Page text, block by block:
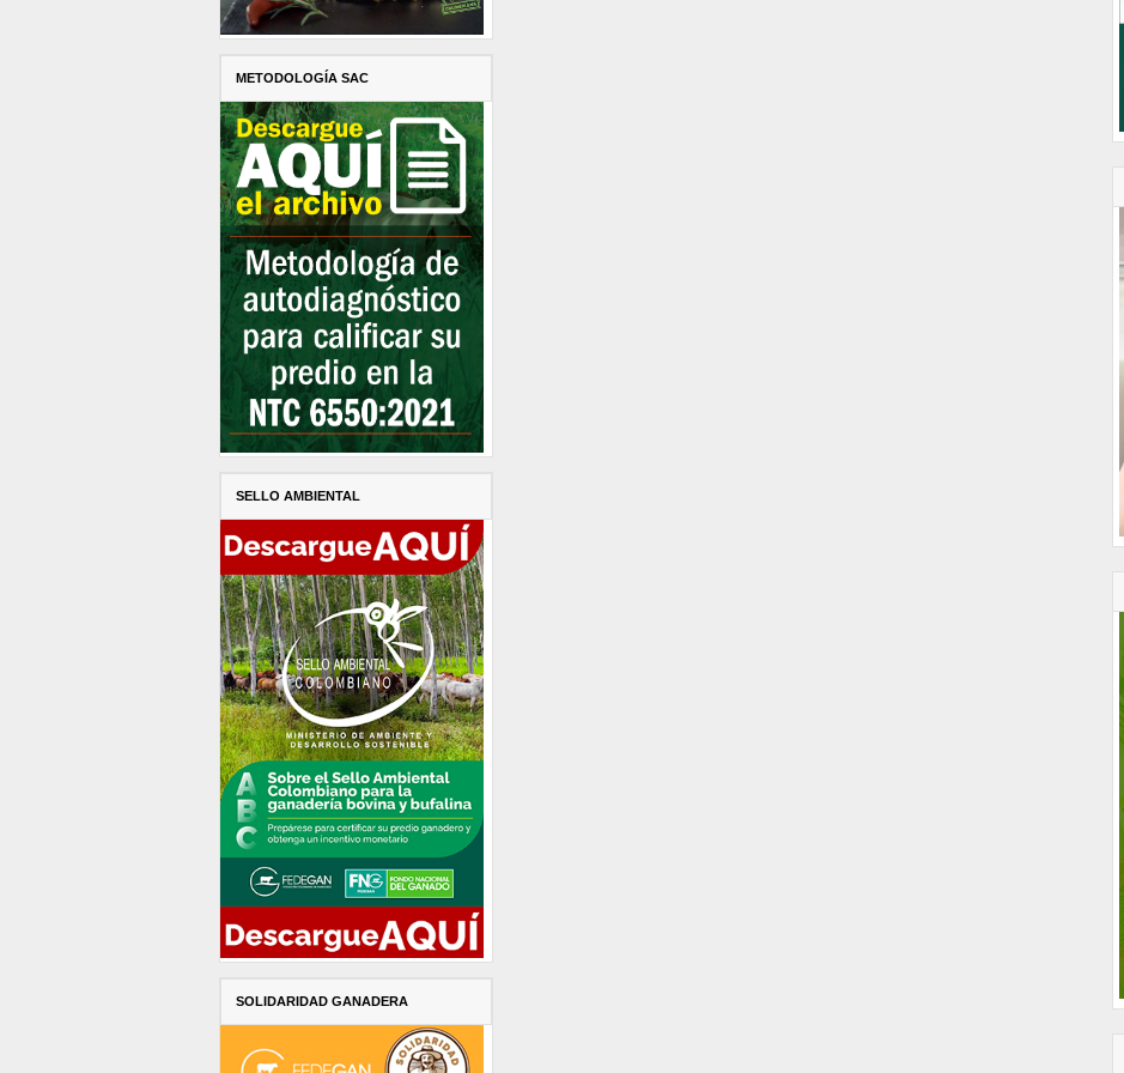
METODOLOGÍA SAC
SELLO AMBIENTAL
SOLIDARIDAD GANADERA